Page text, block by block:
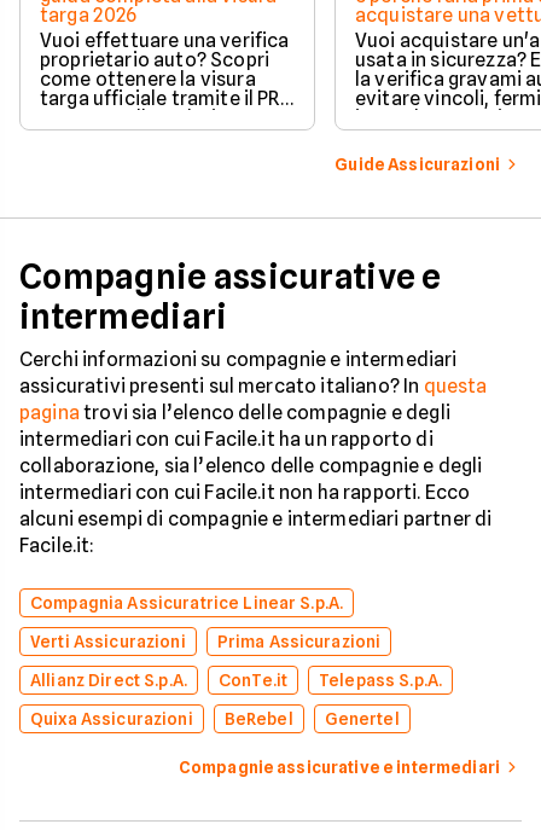
targa 2026
Vuoi effettuare una verifica
proprietario auto? Scopri
come ottenere la visura
targa ufficiale tramite il PRA
per controllare dati e
vincoli in totale sicurezza.
acquistare una
Vuoi acquistare
usata in sicurezza?
la verifica gravami
evitare vincoli,
ipoteche. Scopri
tutelare il tuo
Guide Assicurazioni
Compagnie assicurative e
intermediari
Cerchi informazioni su compagnie e intermediari
assicurativi presenti sul mercato italiano? In questa
pagina trovi sia l’elenco delle compagnie e degli
intermediari con cui Facile.it ha un rapporto di
collaborazione, sia l’elenco delle compagnie e degli
intermediari con cui Facile.it non ha rapporti. Ecco
alcuni esempi di compagnie e intermediari partner di
Facile.it:
Compagnia Assicuratrice Linear S.p.A.
Verti Assicurazioni
Prima Assicurazioni
Allianz Direct S.p.A.
ConTe.it
Telepass S.p.A.
Quixa Assicurazioni
BeRebel Genertel
Compagnie assicurative e intermediari